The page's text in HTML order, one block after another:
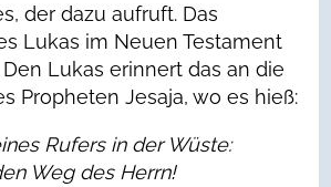
der dazu aufruft. Das
Lukas im Neuen Testament
Lukas erinnert das an die
Propheten Jesaja, wo es hieß:
Rufers in der Wüste:
Weg des Herrn!